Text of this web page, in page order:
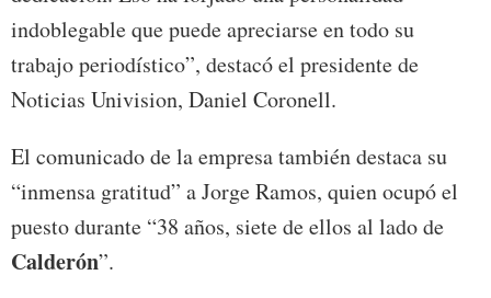
indoblegable que puede apreciarse en todo su
trabajo periodístico”, destacó el presidente de
Noticias Univision, Daniel Coronell.
El comunicado de la empresa también destaca su
“inmensa gratitud” a Jorge Ramos, quien ocupó el
puesto durante “38 años, siete de ellos al lado de
Calderón”.